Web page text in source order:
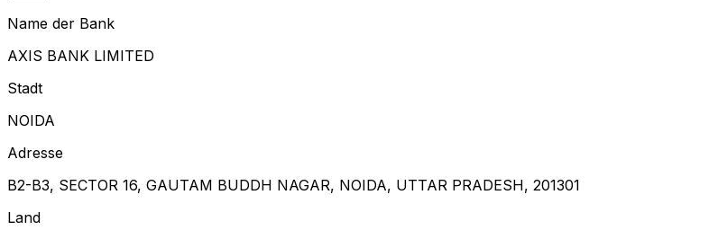
Name der Bank
AXIS BANK LIMITED
Stadt
NOIDA
Adresse
B2-B3, SECTOR 16, GAUTAM BUDDH NAGAR, NOIDA, UTTAR PRADESH, 201301
Land